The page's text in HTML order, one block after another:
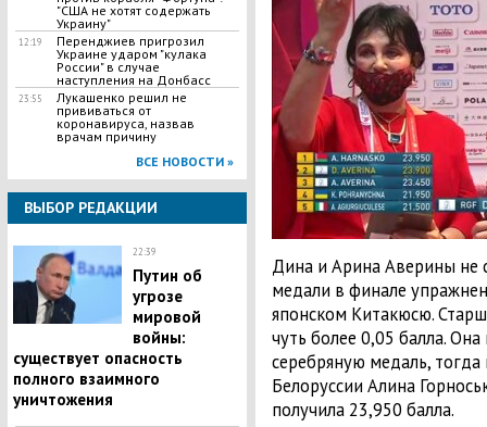
"США не хотят содержать
Украину"
12:19
Перенджиев пригрозил
Украине ударом "кулака
России" в случае
наступления на Донбасс
23:55
Лукашенко решил не
прививаться от
коронавируса, назвав
врачам причину
ВСЕ НОВОСТИ »
ВЫБОР РЕДАКЦИИ
22:39
Путин об
угрозе
мировой
войны:
существует опасность
полного взаимного
уничтожения
Дина и Арина Аверины не
медали в финале
японском Китакюсю.
чуть более 0,05 балла.
серебряную медаль,
Белоруссии Алина
получила 23,950 балла.